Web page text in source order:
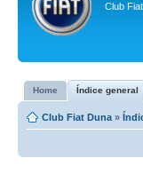
Club
Home Índice general
Club Fiat Duna »